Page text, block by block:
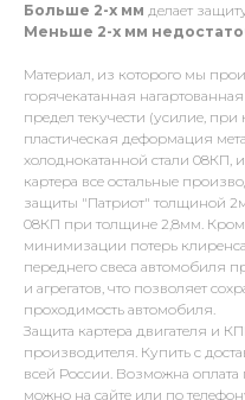
Больше 2-х мм делает
Меньше 2-х мм
Материал, из которого мы
горячекатанная
предел текучести (усилие,
пластическая деформация
холоднокатанной стали 08КП,
картера все остальные
защиты "Патриот" толщиной
08КП при толщине 2,8мм.
минимизации потерь
переднего свеса автомобиля
и агрегатов, что позволяет
проходимость автомобиля.
Защита картера двигателя и
производителя. Купить с
всей России. Возможна
можно на сайте или по